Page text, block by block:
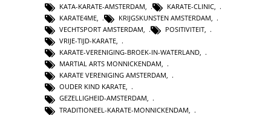
KATA-KARATE-AMSTERDAM
KARATE-CLINIC
KARATE4ME, KRIJGSKUNSTEN AMSTERDAM,
VECHTSPORT AMSTERDAM, POSITIVITEIT,
VRIJE-TIJD-KARATE,
KARATE-VERENIGING-BROEK-IN-WATERLAND,
MARTIAL ARTS MONNICKENDAM,
KARATE VERENIGING AMSTERDAM,
OUDER KIND KARATE,
GEZELLIGHEID-AMSTERDAM,
TRADITIONEEL-KARATE-MONNICKENDAM